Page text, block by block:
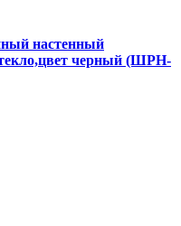
настенный
черный (ШРН-